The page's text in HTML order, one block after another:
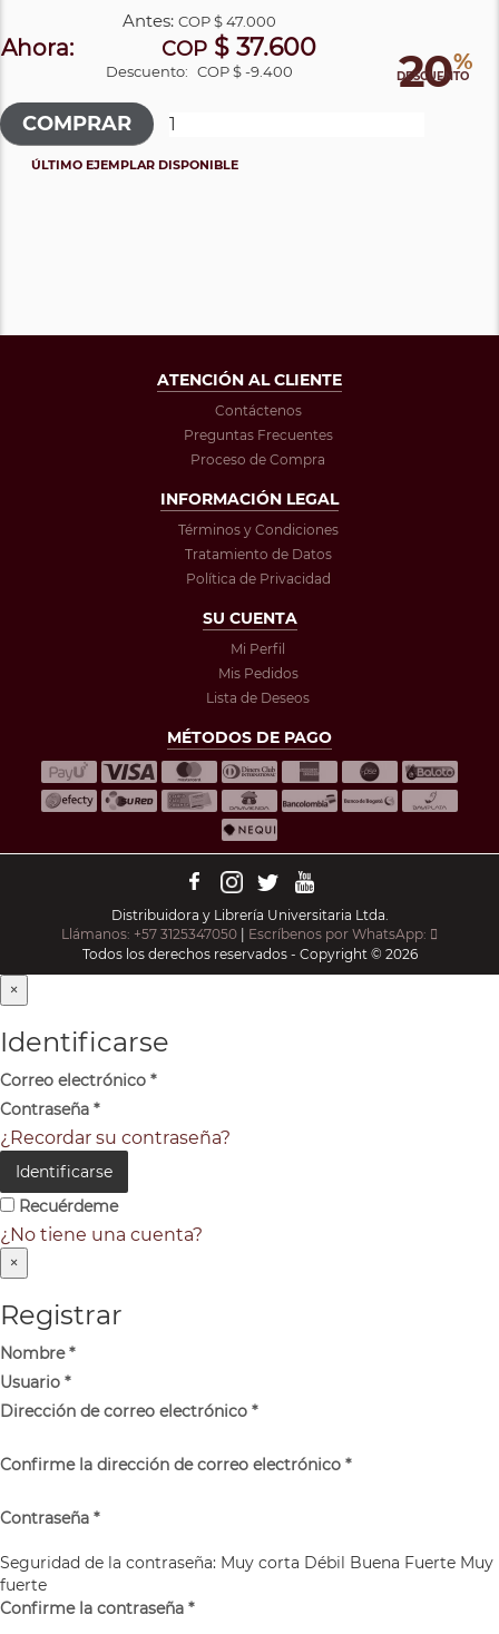
20%
DESCUENTO
Antes:COP$ 47.000
Ahora: COP$ 37.600
Descuento: COP $ -9.400
ÚLTIMO EJEMPLAR DISPONIBLE
ATENCIÓN AL CLIENTE
Contáctenos
Preguntas Frecuentes
Proceso de Compra
INFORMACIÓN LEGAL
Términos y Condiciones
Tratamiento de Datos
Política de Privacidad
SU CUENTA
Mi Perfil
Mis Pedidos
Lista de Deseos
MÉTODOS DE PAGO
Distribuidora y Librería Universitaria Ltda.
Llámanos: +57 3125347050 | Escríbenos por WhatsApp:
Todos los derechos reservados - Copyright © 2026
×
Identificarse
Correo electrónico *
Contraseña *
¿Recordar su contraseña?
Identificarse
Recuérdeme
¿No tiene una cuenta?
×
Registrar
Nombre*
Usuario *
Dirección de correo electrónico *
Confirme la dirección de correo electrónico *
Contraseña *
Seguridad de la contraseña: Muy corta Débil Buena Fuerte Muy
fuerte
Confirme la contraseña *